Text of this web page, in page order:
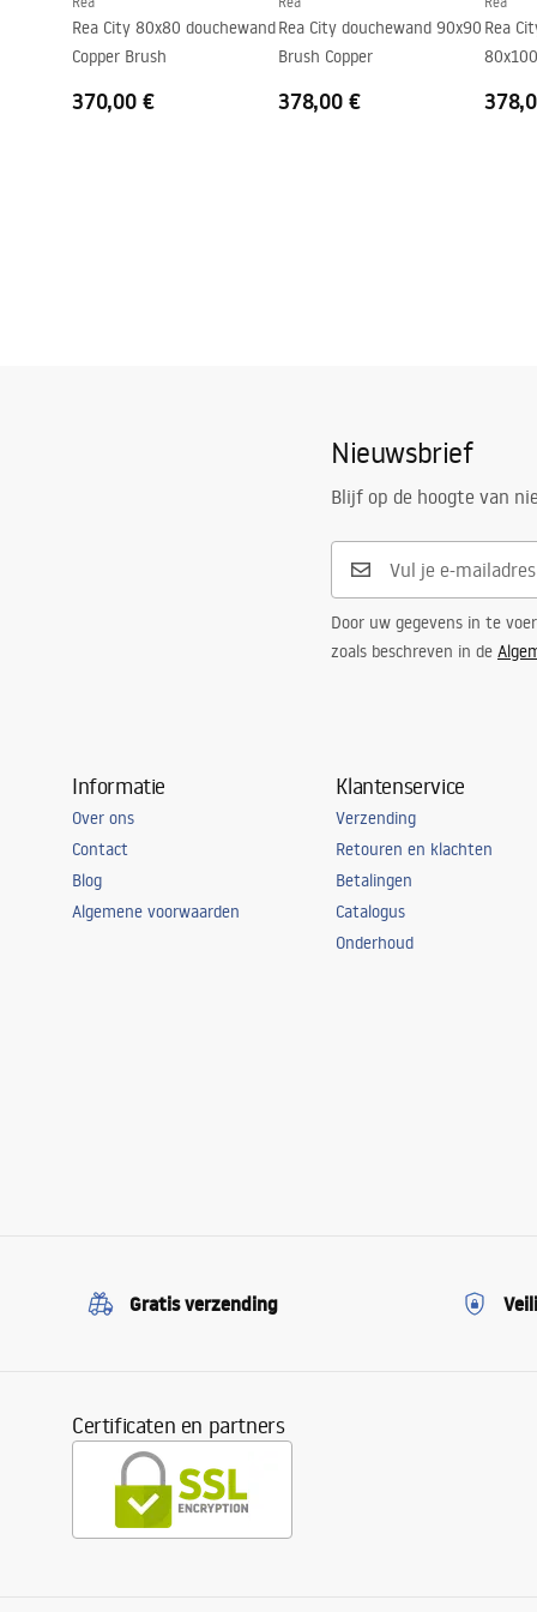
Coatingtechnologie
Afstand van wateraansluitingen
mm
Rea City 80x80 douchewand
Copper Brush
370,00 €
Rea City douchewand 90x90
Brush Copper
378,00 €
Rea
Nieuwsbrief
Blijf op de hoogte van
Door uw gegevens in te
zoals beschreven in de
Informatie
Over ons
Contact
Blog
Algemene voorwaarden
Klantenservice
Verzending
Retouren en klachten
Betalingen
Catalogus
Onderhoud
Gratis verzending
Certificaten en partners